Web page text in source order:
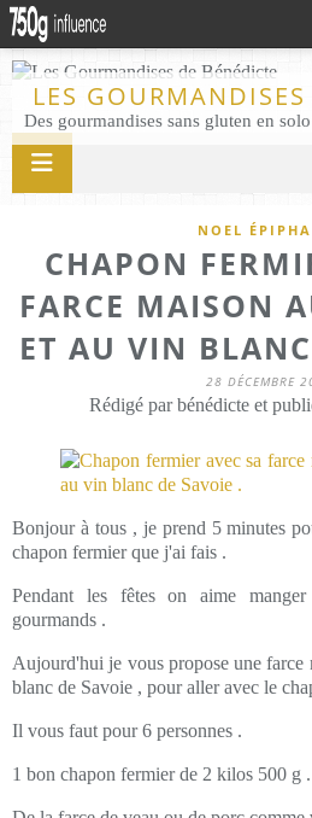
LES
NOEL
CHAPON
FARCE MAISON
ET AU VIN
28 DÉCEMBRE
Rédigé par bénédicte et
Bonjour à tous , je prend 5 minutes
chapon fermier que j'ai fais .
Pendant les fêtes on aime
gourmands .
Aujourd'hui je vous propose une farce
blanc de Savoie , pour aller avec le
Il vous faut pour 6 personnes .
1 bon chapon fermier de 2 kilos 500 g .